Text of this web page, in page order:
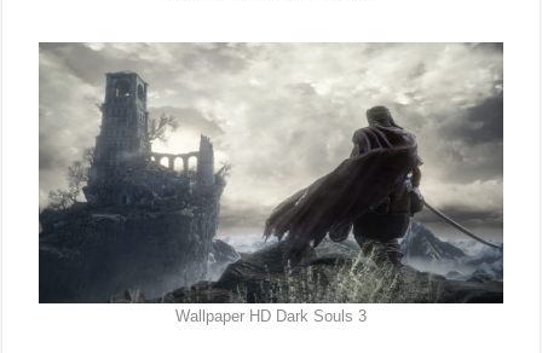
Wallpaper HD Dark Souls 3